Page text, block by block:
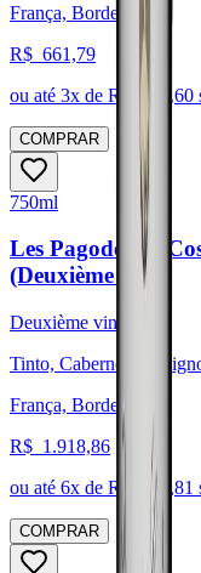
França, Bordeaux
R$ 661,79
ou até 3x de R$ 220,60
COMPRAR
750ml
Les Pagodes de
(Deuxième vin)
Deuxième vin
Tinto, Cabernet
França, Bordeaux
R$ 1.918,86
ou até 6x de R$ 319,81
COMPRAR